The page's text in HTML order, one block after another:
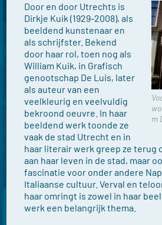
m
Door en door Utrechts is
Dirkje Kuik (1929-2008), als
beeldend kunstenaar en
als schrijfster. Bekend
door haar rol, toen nog als
William Kuik, in Grafisch
genootschap De Luis, later
als auteur van een
veelkleurig en veelvuldig
bekroond oeuvre. In haar
beeldend werk toonde ze
vaak de stad Utrecht en in
haar literair werk greep ze terug
aan haar leven in de stad, maar
fascinatie voor onder andere
Italiaanse cultuur. Verval en
haar omringt is zowel in haar
werk een belangrijk thema.